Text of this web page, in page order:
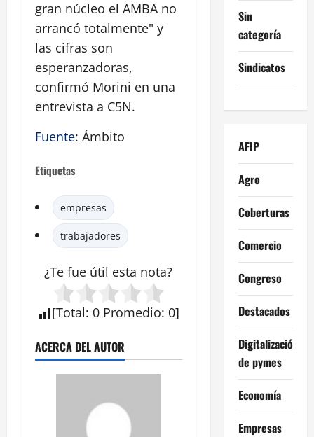
gran núcleo el AMBA no
arrancó totalmente" y
las cifras son
esperanzadoras,
confirmó Morini en una
entrevista a C5N.
Fuente: Ámbito
Etiquetas
empresas
trabajadores
¿Te fue útil esta nota?
[Total: 0 Promedio: 0]
ACERCA DEL AUTOR
Sin
categoría
Sindicatos
AFIP
Agro
Coberturas
Comercio
Congreso
Destacados
Digitalización
de pymes
Economía
Empresas